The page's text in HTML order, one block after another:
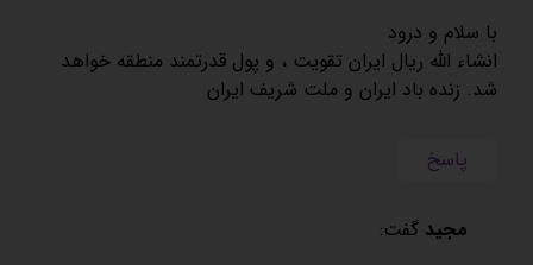
با سلام و درود
انشاء الله ریال ایران تقویت ، و پول قدرتمند منطقه خواهد
شد. زنده باد ایران و ملت شریف ایران
پاسخ
مجید گفت: